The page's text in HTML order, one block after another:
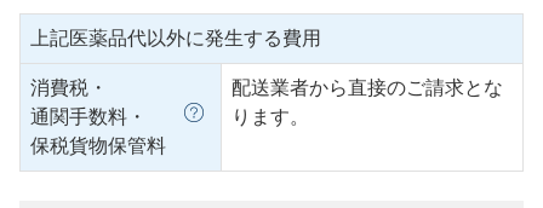
上記医薬品代以外に発生する費用
消費税・
通関手数料・
保税貨物保管料
配送業者から直接のご請求とな
ります。